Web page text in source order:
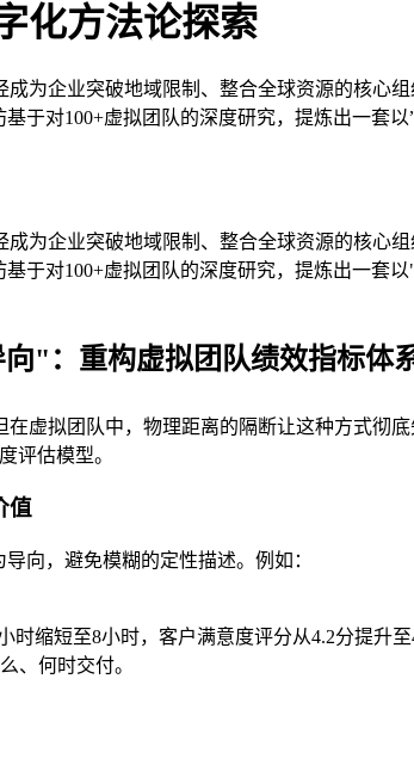
化方法论探索
为企业突破地域限制、整合全球资源的核心
于对100+虚拟团队的深度研究，提炼出一
为企业突破地域限制、整合全球资源的核心
于对100+虚拟团队的深度研究，提炼出一
"：重构虚拟团队绩效指标体
虚拟团队中，物理距离的隔断让这种方式
评估模型。
值
向，避免模糊的定性描述。例如：
时缩短至8小时，客户满意度评分从4.2分提
、何时交付。